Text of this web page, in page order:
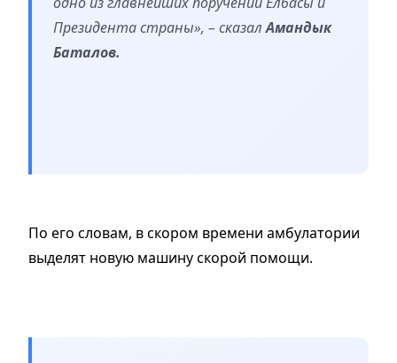
Президента страны», – сказалАмандык
Баталов.
По его словам, в скором времени амбулатории
выделят новую машину скорой помощи.